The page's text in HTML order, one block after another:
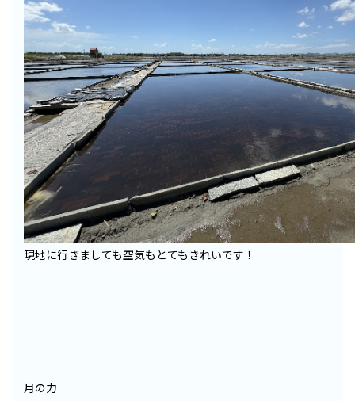
現地に行きましても空気もとてもきれいです！
月の力